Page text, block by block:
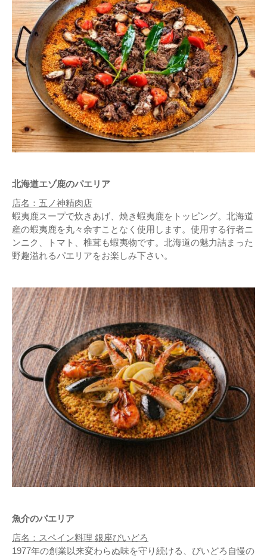
北海道エゾ鹿のパエリア
店名：五ノ神精肉店
蝦夷鹿スープで炊きあげ、焼き蝦夷鹿をトッピング。北海道
産の蝦夷鹿を丸々余すことなく使用します。使用する行者ニ
ンニク、トマト、椎茸も蝦夷物です。北海道の魅力詰まった
野趣溢れるパエリアをお楽しみ下さい。
魚介のパエリア
店名：スペイン料理 銀座びいどろ
1977年の創業以来変わらぬ味を守り続ける、びいどろ自慢の